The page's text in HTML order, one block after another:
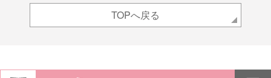
TOPへ戻る